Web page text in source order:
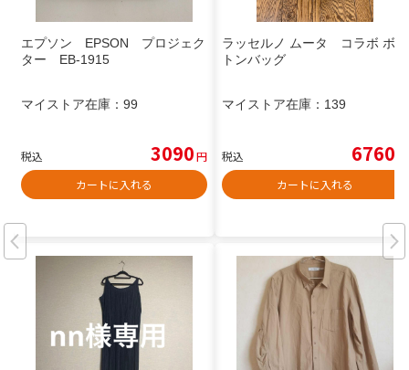
エプソン EPSON プロジェク
ター EB-1915
マイストア在庫： 99
税込 3090円
カートに入れる
ラッセルノ ムータ コラボ ボス
トンバッグ
マイストア在庫： 139
税込 6760
カートに入れる